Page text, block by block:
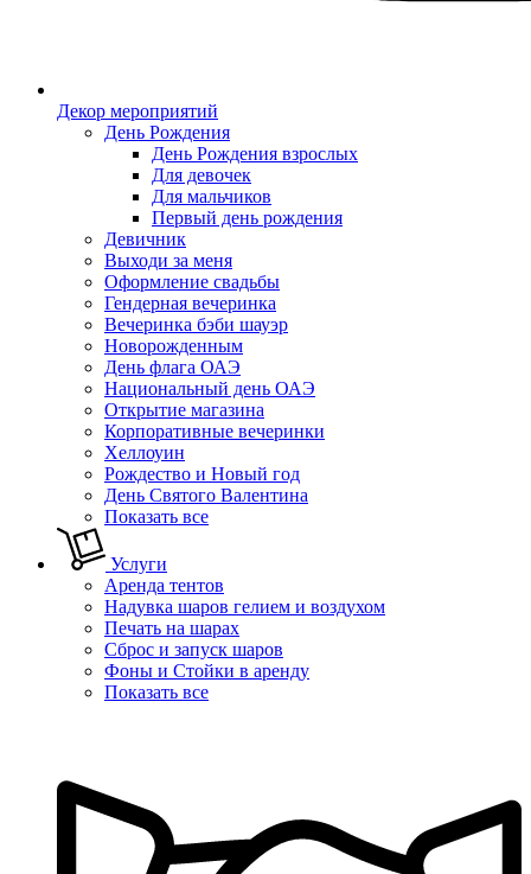
Декор мероприятий
День Рождения
День Рождения взрослых
Для девочек
Для мальчиков
Первый день рождения
Девичник
Выходи за меня
Оформление свадьбы
Гендерная вечеринка
Вечеринка бэби шауэр
Новорожденным
День флага ОАЭ
Национальный день ОАЭ
Открытие магазина
Корпоративные вечеринки
Хеллоуин
Рождество и Новый год
День Святого Валентина
Показать все
Услуги
Аренда тентов
Надувка шаров гелием и воздухом
Печать на шарах
Сброс и запуск шаров
Фоны и Стойки в аренду
Показать все